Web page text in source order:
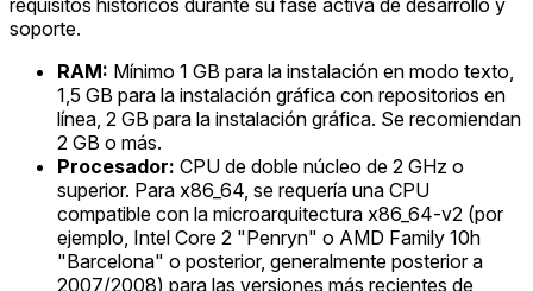
soporte.
RAM: Mínimo 1 GB para la instalación en modo texto,
1,5 GB para la instalación gráfica con repositorios en
línea, 2 GB para la instalación gráfica. Se recomiendan
2 GB o más.
Procesador: CPU de doble núcleo de 2 GHz o
superior. Para x86_64, se requería una CPU
compatible con la microarquitectura x86_64-v2 (por
ejemplo, Intel Core 2 "Penryn" o AMD Family 10h
"Barcelona" o posterior, generalmente posterior a
2007/2008) para las versiones más recientes de